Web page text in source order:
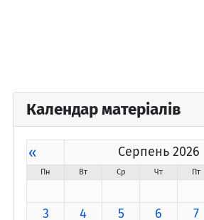
Календар матеріалів
« Серпень 2026
Пн Вт Ср Чт Пт
3
4 5 6 7